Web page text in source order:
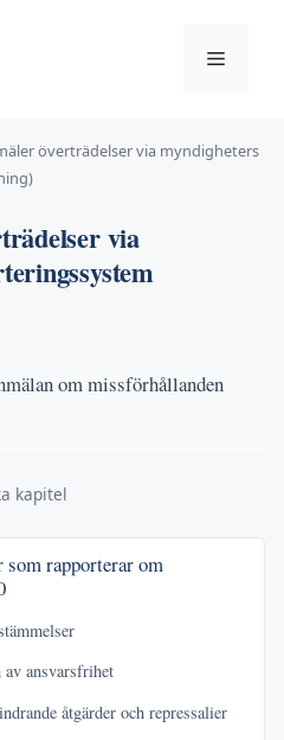
Meny
överträdelser via myndigheters
via
om missförhållanden
kapitel
rapporterar om
ansvarsfrihet
åtgärder och repressalier